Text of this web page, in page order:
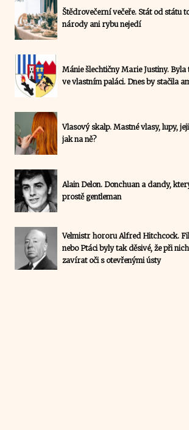
Štědrovečerní večeře. Stát od státu
národy ani rybu nejedí
Mánie šlechtičny Marie Justiny.
ve vlastním paláci. Dnes by stačila
Vlasový skalp. Mastné vlasy, lupy,
jak na ně?
Alain Delon. Donchuan a dandy,
prostě gentleman
Velmistr hororu Alfred Hitchcock.
nebo Ptáci byly tak děsivé, že při
zavírat oči s otevřenými ústy